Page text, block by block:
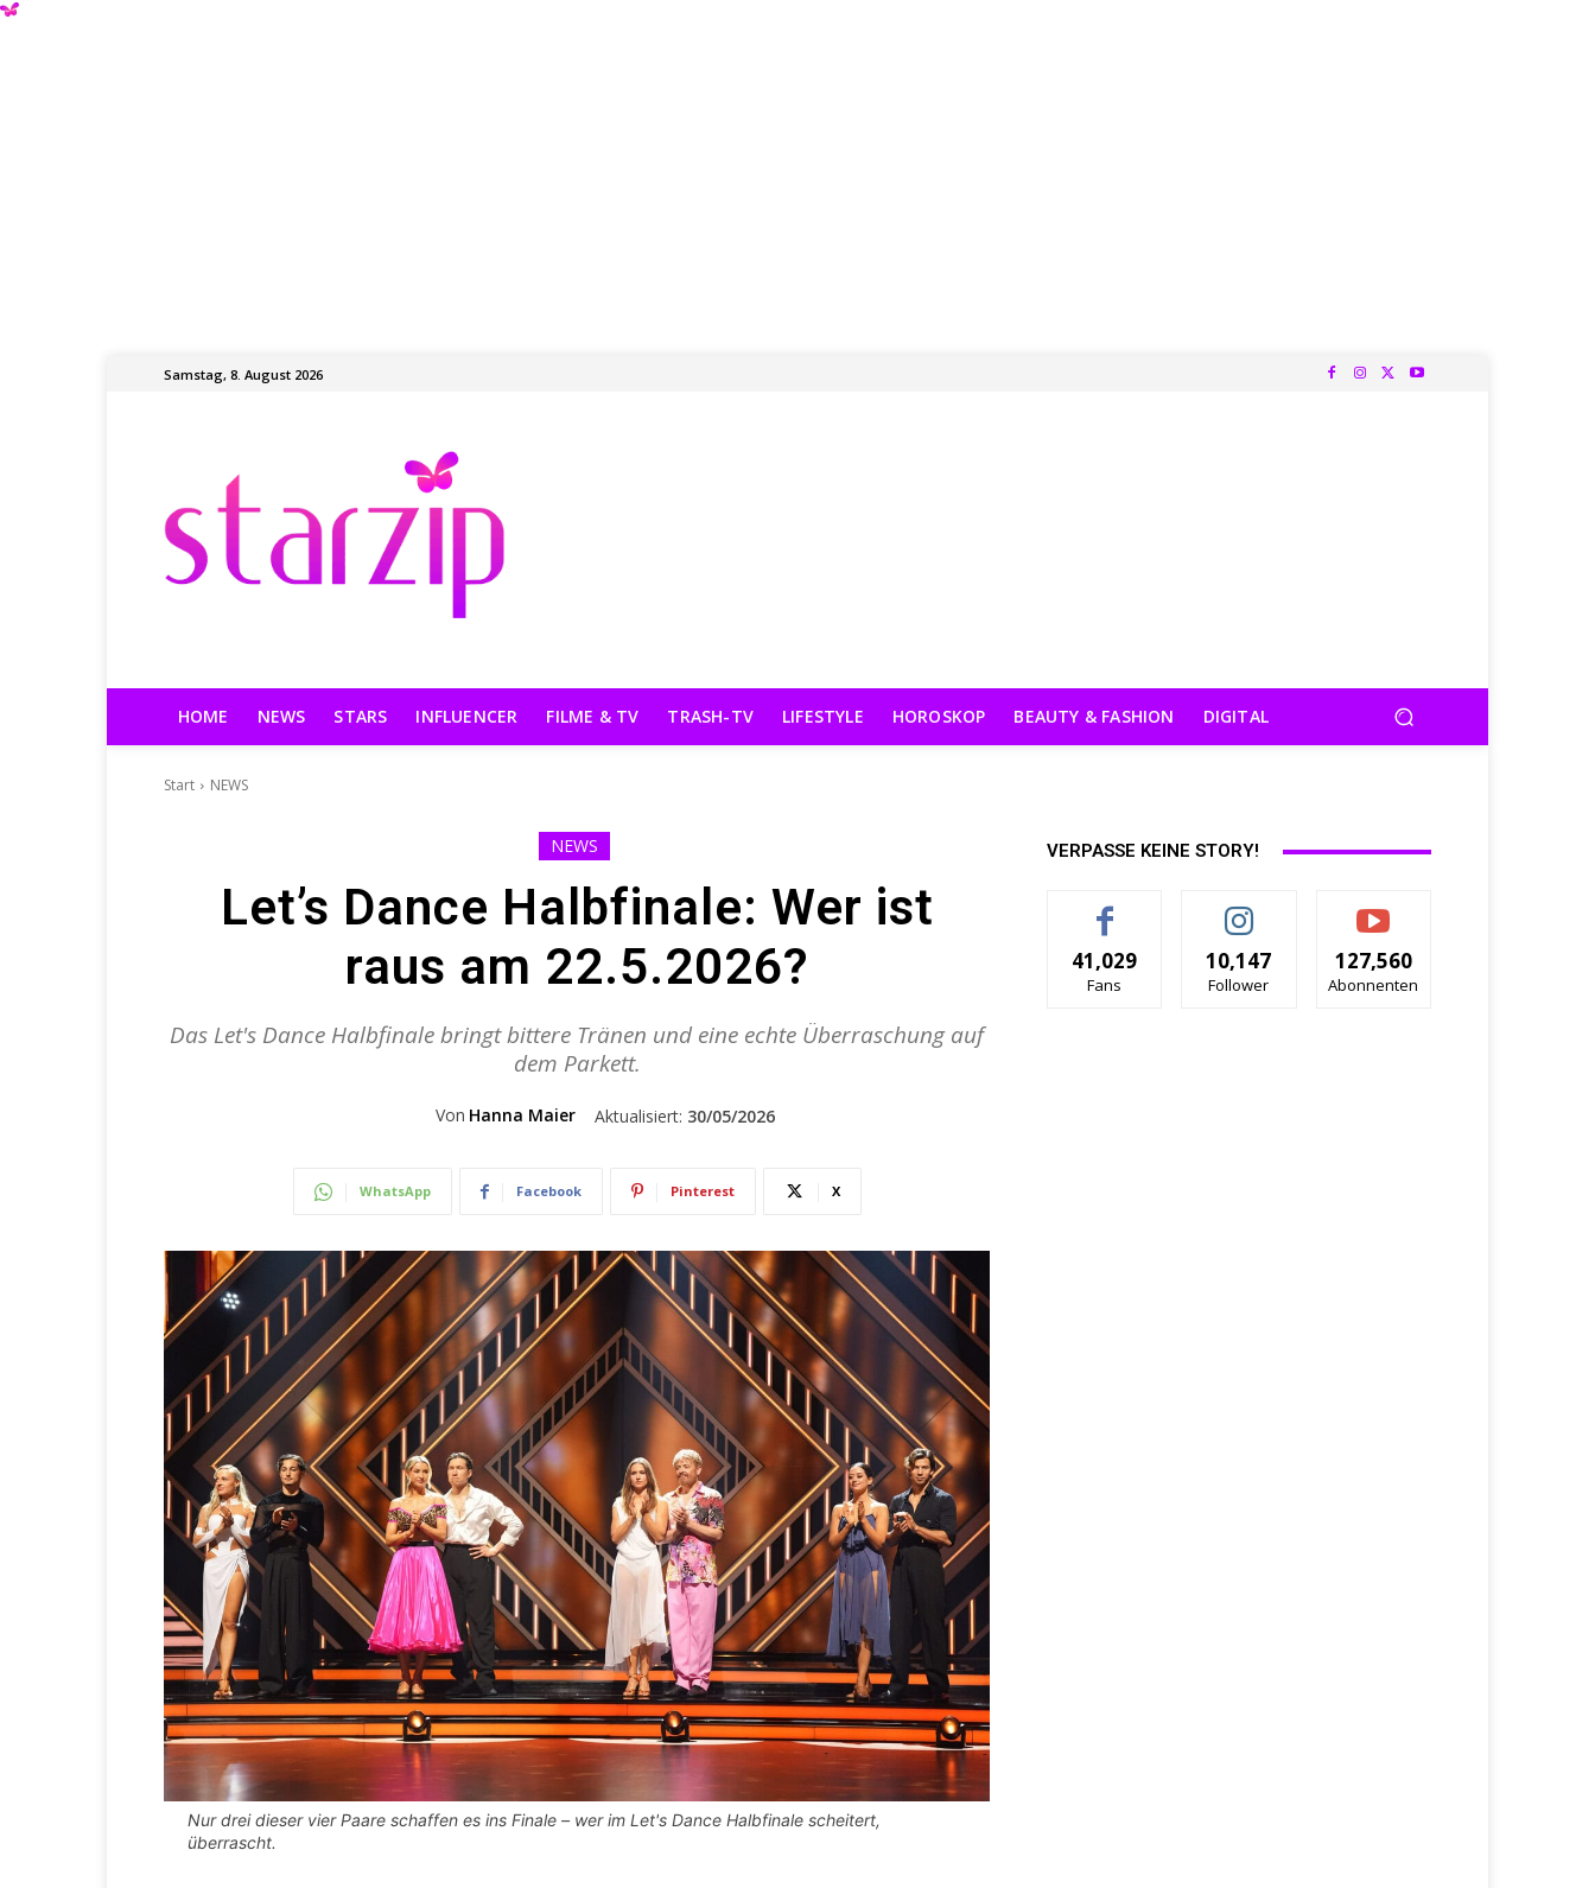
Samstag, 8. August 2026
HOME NEWS STARS INFLUENCER FILME & TV TRASH-TV LIFESTYLE HOROSKOP BEAUTY & FASHION DIGITAL
Start NEWS
NEWS
Let’s Dance Halbfinale: Wer ist
raus am 22.5.2026?
Das Let's Dance Halbfinale bringt bittere Tränen und eine echte Überraschung auf
dem Parkett.
Von Hanna Maier Aktualisiert: 30/05/2026
WhatsApp Facebook Pinterest X
Nur drei dieser vier Paare schaffen es ins Finale – wer im Let's Dance Halbfinale scheitert,
überrascht.
VERPASSE KEINE STORY!
41,029
Fans
10,147
Follower
127,560
Abonnenten